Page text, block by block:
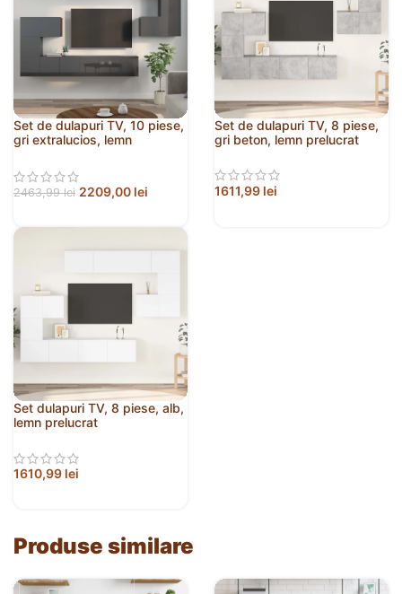
Set de dulapuri TV, 10 piese,
gri extralucios, lemn
2463,99lei 2209,00 lei
Set de dulapuri TV, 8 piese,
gri beton, lemn prelucrat
1611,99 lei
Set dulapuri TV, 8 piese, alb,
lemn prelucrat
1610,99 lei
Produse similare